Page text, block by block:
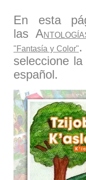
En esta
las A
"Fantasía y Color".
seleccione
español.